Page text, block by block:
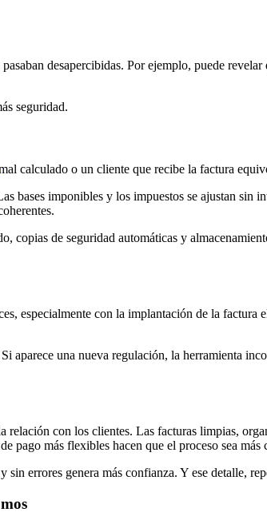
desapercibidas. Por ejemplo, puede
seguridad.
calculado o un cliente que recibe la factura
bases imponibles y los impuestos se ajustan sin
de seguridad automáticas y
especialmente con la implantación de la factura
aparece una nueva regulación, la herramienta
con los clientes. Las facturas limpias,
pago más flexibles hacen que el proceso sea más
errores genera más confianza. Y ese detalle,